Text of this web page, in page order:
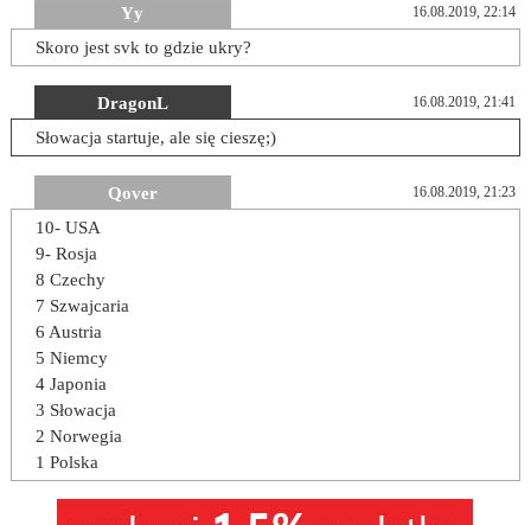
Yy 16.08.2019, 22:14
Skoro jest svk to gdzie ukry?
DragonL 16.08.2019, 21:41
Słowacja startuje, ale się cieszę;)
Qover 16.08.2019, 21:23
10- USA
9- Rosja
8 Czechy
7 Szwajcaria
6 Austria
5 Niemcy
4 Japonia
3 Słowacja
2 Norwegia
1 Polska